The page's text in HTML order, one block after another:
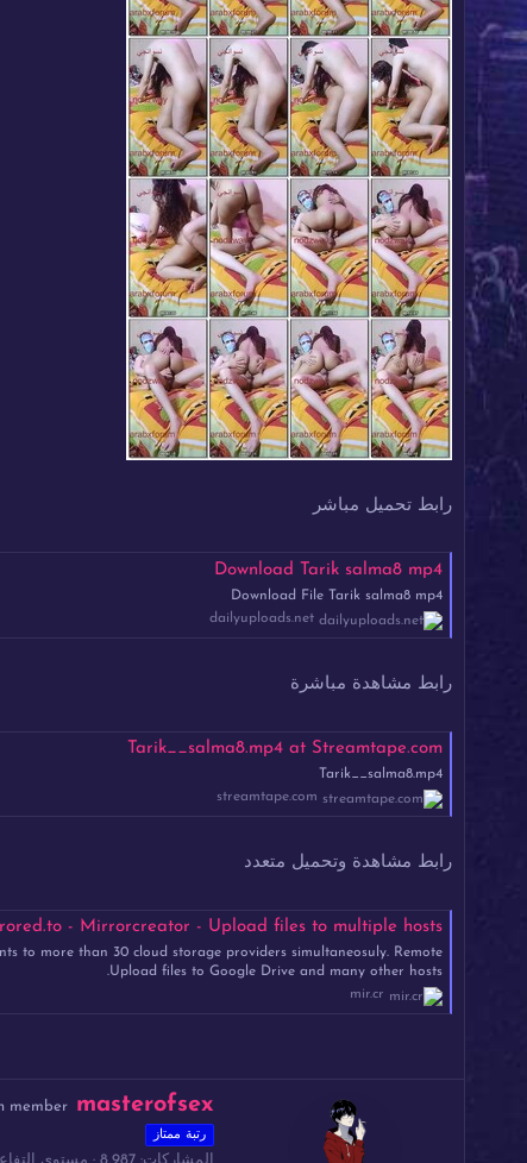
رابط تحميل مباشر
Download Tarik salma8 mp4
Download File Tarik salma8 mp4
dailyuploads.net
رابط مشاهدة مباشرة
Tarik__salma8.mp4 at Streamtape.com
Tarik__salma8.mp4
streamtape.com
رابط مشاهدة وتحميل متعدد
- Mirrorcreator - Upload files to multiple hosts
to more than 30 cloud storage providers simultaneosuly. Remote
Upload files to Google Drive and many other hosts.
mir.cr
ك
ب
masterofsex
member
رتبة ممتاز